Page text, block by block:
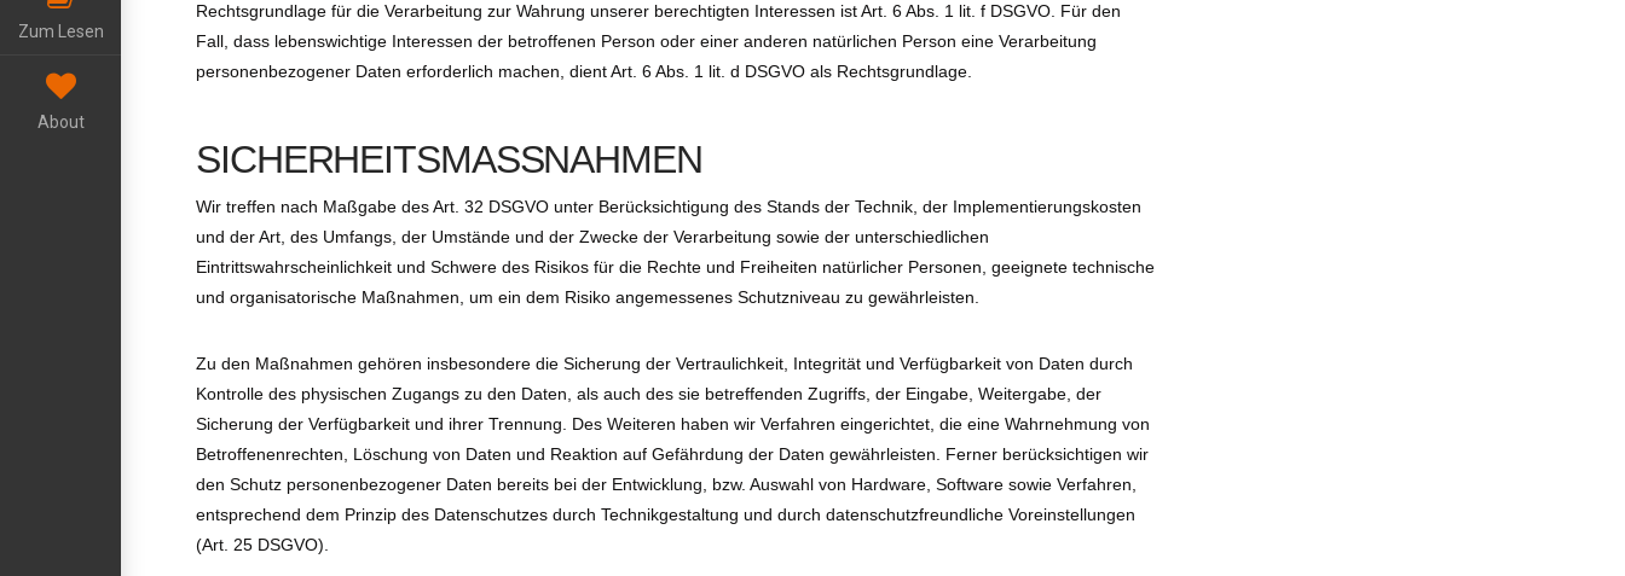
Zum Lesen
About
Rechtsgrundlage für die Verarbeitung zur Wahrung unserer berechtigten Interessen ist Art. 6 Abs. 1 lit. f DSGVO. Für den
Fall, dass lebenswichtige Interessen der betroffenen Person oder einer anderen natürlichen Person eine Verarbeitung
personenbezogener Daten erforderlich machen, dient Art. 6 Abs. 1 lit. d DSGVO als Rechtsgrundlage.
SICHERHEITSMASSNAHMEN
Wir treffen nach Maßgabe des Art. 32 DSGVO unter Berücksichtigung des Stands der Technik, der Implementierungskosten
und der Art, des Umfangs, der Umstände und der Zwecke der Verarbeitung sowie der unterschiedlichen
Eintrittswahrscheinlichkeit und Schwere des Risikos für die Rechte und Freiheiten natürlicher Personen, geeignete technische
und organisatorische Maßnahmen, um ein dem Risiko angemessenes Schutzniveau zu gewährleisten.
Zu den Maßnahmen gehören insbesondere die Sicherung der Vertraulichkeit, Integrität und Verfügbarkeit von Daten durch
Kontrolle des physischen Zugangs zu den Daten, als auch des sie betreffenden Zugriffs, der Eingabe, Weitergabe, der
Sicherung der Verfügbarkeit und ihrer Trennung. Des Weiteren haben wir Verfahren eingerichtet, die eine Wahrnehmung von
Betroffenenrechten, Löschung von Daten und Reaktion auf Gefährdung der Daten gewährleisten. Ferner berücksichtigen wir
den Schutz personenbezogener Daten bereits bei der Entwicklung, bzw. Auswahl von Hardware, Software sowie Verfahren,
entsprechend dem Prinzip des Datenschutzes durch Technikgestaltung und durch datenschutzfreundliche Voreinstellungen
(Art. 25 DSGVO).